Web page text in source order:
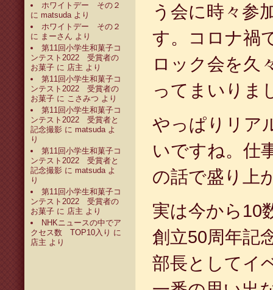
ホワイトデー その２
に matsudaより
ホワイトデー その２
に まーさん より
第11回小学生和菓子コ
ンテスト2022 受賞者の
お菓子 に 店主 より
第11回小学生和菓子コ
ンテスト2022 受賞者の
お菓子 に こさみつ より
第11回小学生和菓子コ
ンテスト2022 受賞者と
記念撮影 に matsudaよ
り
第11回小学生和菓子コ
ンテスト2022 受賞者と
記念撮影 に matsudaよ
り
第11回小学生和菓子コ
ンテスト2022 受賞者の
お菓子 に 店主 より
NHKニュースの中でア
クセス数 TOP10入り に
店主 より
う会に時々参
す。コロナ禍
ロック会を久
ってまいりま
やっぱりリア
いですね。仕
の話で盛り上
実は今から10
創立50周年記
部長としてイ